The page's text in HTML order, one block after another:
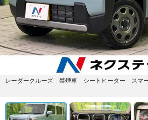
レーダークルーズ 禁煙車 シートヒーター スマ